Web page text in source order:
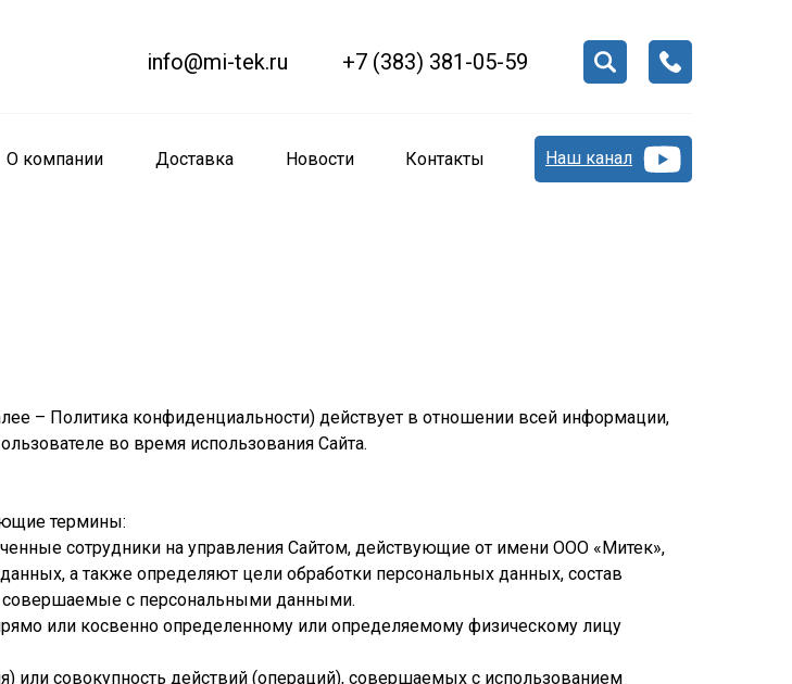
+7 (383) 381-05-59
О компании Доставка Новости Контакты
info@mi-tek.ru
Наш канал
– Политика конфиденциальности) действует в отношении всей информации,
во время использования Сайта.
термины:
сотрудники на управления Сайтом, действующие от имени ООО «Митек»,
а также определяют цели обработки персональных данных, состав
совершаемые с персональными данными.
или косвенно определенному или определяемому физическому лицу
или совокупность действий (операций), совершаемых с использованием